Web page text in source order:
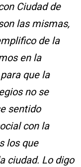
Ciudad de
las mismas,
de la
en la
que la
no se
sentido
con la
los que
ciudad. Lo digo